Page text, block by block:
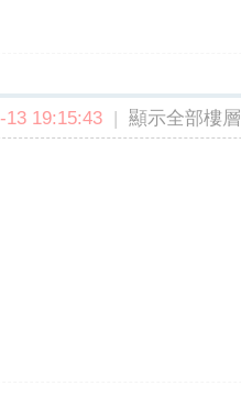
19:15:43 | 顯示全部樓層